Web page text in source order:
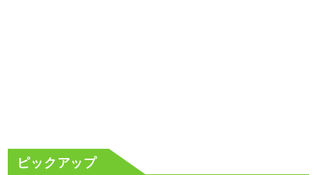
ピックアップ